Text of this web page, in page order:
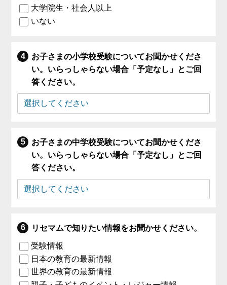
大学院生・社会人以上
いない
お子さまの小学校受験についてお聞かせくださ
い。いらっしゃらない場合「予定なし」とご回
答ください。
お子さまの中学校受験についてお聞かせくださ
い。いらっしゃらない場合「予定なし」とご回
答ください。
リセマムで知りたい情報をお聞かせください。
受験情報
日本の教育の最新情報
世界の教育の最新情報